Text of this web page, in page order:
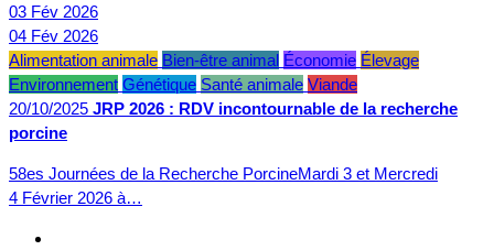
03 Fév 2026
04 Fév 2026
Alimentation animale Bien-être animal Économie Élevage
Environnement Génétique Santé animale Viande
20/10/2025 JRP 2026 : RDV incontournable de la recherche
porcine
58es Journées de la Recherche PorcineMardi 3 et Mercredi
4 Février 2026 à…